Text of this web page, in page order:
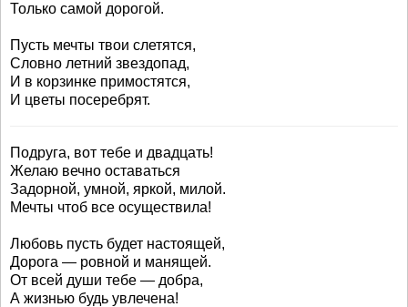
Только самой дорогой.
Пусть мечты твои слетятся,
Словно летний звездопад,
И в корзинке примостятся,
И цветы посеребрят.
Подруга, вот тебе и двадцать!
Желаю вечно оставаться
Задорной, умной, яркой, милой.
Мечты чтоб все осуществила!
Любовь пусть будет настоящей,
Дорога — ровной и манящей.
От всей души тебе — добра,
А жизнью будь увлечена!